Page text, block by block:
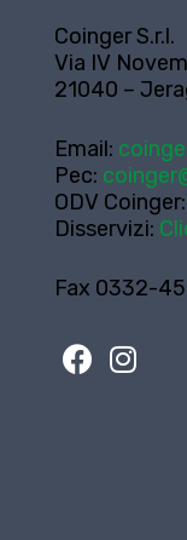
Coinger S.r.l.
Via IV
21040 –
Email:
Pec:
ODV Coinger:
Disservizi:
Fax 0332-